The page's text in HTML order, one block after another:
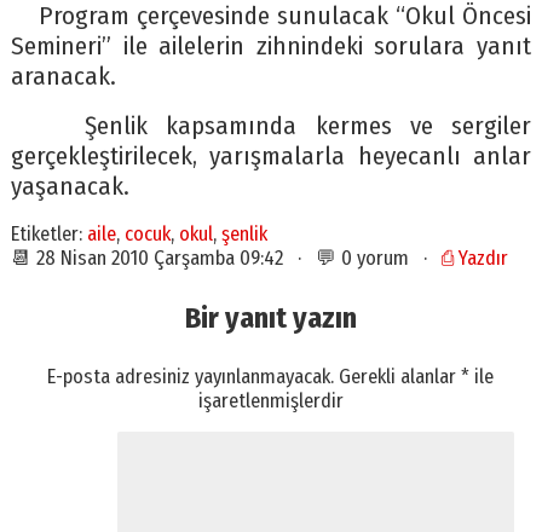
Program çerçevesinde sunulacak “Okul Öncesi
Semineri” ile ailelerin zihnindeki sorulara yanıt
aranacak.
Şenlik kapsamında kermes ve sergiler
gerçekleştirilecek, yarışmalarla heyecanlı anlar
yaşanacak.
Etiketler: aile, cocuk, okul, şenlik
📆 28 Nisan 2010 Çarşamba 09:42 · 💬 0 yorum · ⎙ Yazdır
Bir yanıt yazın
E-posta adresiniz yayınlanmayacak. Gerekli alanlar* ile
işaretlenmişlerdir